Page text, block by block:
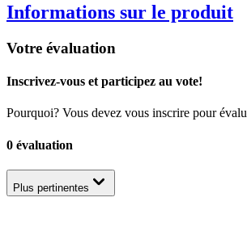
Informations sur le produit
Votre évaluation
Inscrivez-vous et participez au vote!
Pourquoi? Vous devez vous inscrire pour
0 évaluation
Plus pertinentes